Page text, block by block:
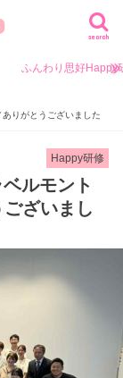
search
ふんわり思好Happy
りがとうございました
Happy研修
ルモント
ざいまし